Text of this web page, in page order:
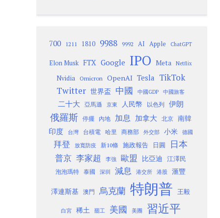
700 1211 1810 9988 9992 AI Apple ChatGPT
Elon Musk FTX Google IPO Meta Netflix
Nvidia Omicron OpenAI Tesla TikTok
Twitter 世界盃 中國 中國GDP 中國旅客
二十大 亞馬遜 京東 人民幣 以色列 伊朗
俄羅斯 停擺 內地 加息 加拿大 北京
南韓
印度
台灣 台積電 哈里 商務部 外交部 小米 德國
拜登 放寬防疫 新10條 施政報告 日圓 日本
普京 李家超 李強 歐盟 比亞迪 江澤民
泡泡瑪特 泰國 深圳 減息 港交所 港股 滙豐
澤連斯基 澳門 烏克蘭 特朗普 王毅
白宮 稀土 罷工 美國 美團 習近平